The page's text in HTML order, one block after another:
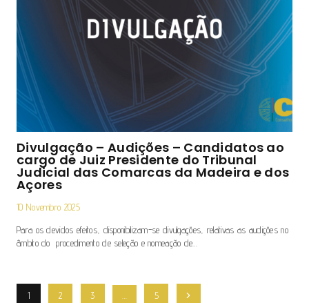
Divulgação – Audições – Candidatos ao
cargo de Juiz Presidente do Tribunal
Judicial das Comarcas da Madeira e dos
Açores
10 Novembro 2025
Para os devidos efeitos, disponibilizam-se divulgações, relativas as audições no
âmbito do procedimento de seleção e nomeação de…
Navegação
1 2 3 5 Página